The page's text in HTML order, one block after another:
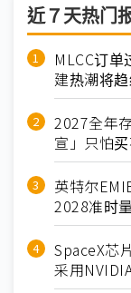
近７天热门
MLCC订
建热潮将
2027全年
宣」只怕
英特尔
2028准时
SpaceX芯
采用